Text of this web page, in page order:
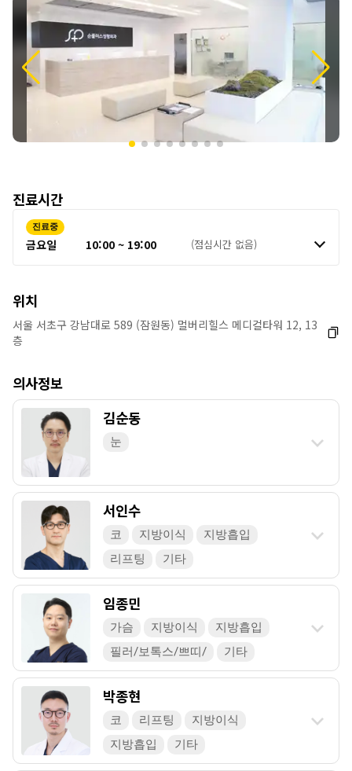
정
보
진료시간
진료중
금요일 10:00 ~ 19:00 (점심시간 없음)
위치
서울 서초구 강남대로 589 (잠원동) 멀버리힐스 메디컬타워 12, 13
층
의사정보
김순동
눈
서인수
코 지방이식
지방흡입
리프팅
기타
임종민
가슴 지방이식
지방흡입
필러/보톡스/쁘띠/
기타
박종현
코 리프팅
지방이식
지방흡입
기타